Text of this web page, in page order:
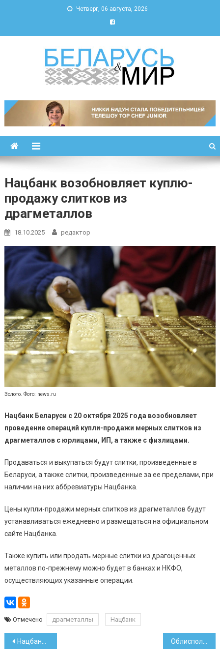
Четверг, 06 августа, 2026
Беларусь и мир
Нацбанк возобновляет куплю-
продажу слитков из
драгметаллов
18.10.2025 редактор
Золото. Фото: news.ru
Нацбанк Беларуси с 20 октября 2025 года возобновляет
проведение операций купли-продажи мерных слитков из
драгметаллов с юрлицами, ИП, а также с физлицами.
Продаваться и выкупаться будут слитки, произведенные в
Беларуси, а также слитки, произведенные за ее пределами, при
наличии на них аббревиатуры Нацбанка.
Цены купли-продажи мерных слитков из драгметаллов будут
устанавливаться ежедневно и размещаться на официальном
сайте Нацбанка.
Также купить или продать мерные слитки из драгоценных
металлов по-прежнему можно будет в банках и НКФО,
осуществляющих указанные операции.
Отмечено драгметаллы Нацбанк
Навигация
Нацбанк выпускает партию серебряных монет «Славянка»